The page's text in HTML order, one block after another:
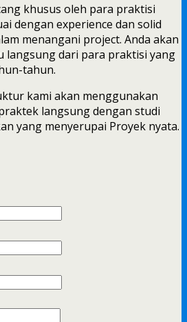
khusus oleh para praktisi
dengan experience dan solid
menangani project. Anda akan
langsung dari para praktisi yang
tahun.
kami akan menggunakan
langsung dengan studi
yang menyerupai Proyek nyata.